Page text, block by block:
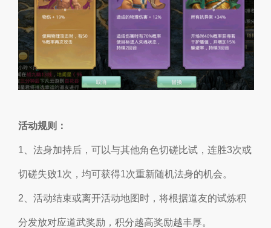
活动规则：
1、法身加持后，可以与其他角色切磋比试，连胜3次或
切磋失败1次，均可获得1次重新随机法身的机会。
2、活动结束或离开活动地图时，将根据道友的试炼积
分发放对应道武奖励，积分越高奖励越丰厚。